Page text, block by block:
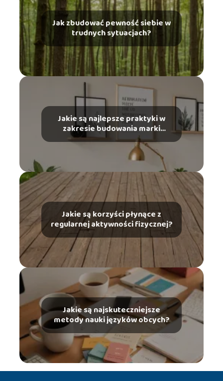
Jak zbudować pewność siebie w
trudnych sytuacjach?
Jakie są najlepsze praktyki w
zakresie budowania marki
osobistej?
Jakie są korzyści płynące z
regularnej aktywności fizycznej?
Jakie są najskuteczniejsze
metody nauki języków obcych?